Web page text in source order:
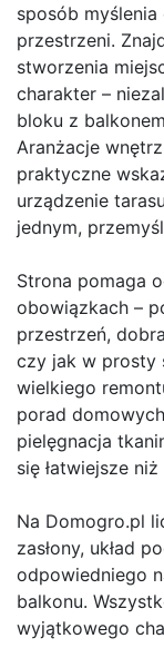
sposób
przestrzeni.
stworzenia
charakter –
bloku z
Aranżacje
praktyczne
urządzenie
jednym,
Strona pomaga
obowiązkach –
przestrzeń,
czy jak w prosty
wielkiego
porad
pielęgnacja
się łatwiejsze
Na Domogro.pl
zasłony, układ
odpowiedniego
balkonu.
wyjątkowego